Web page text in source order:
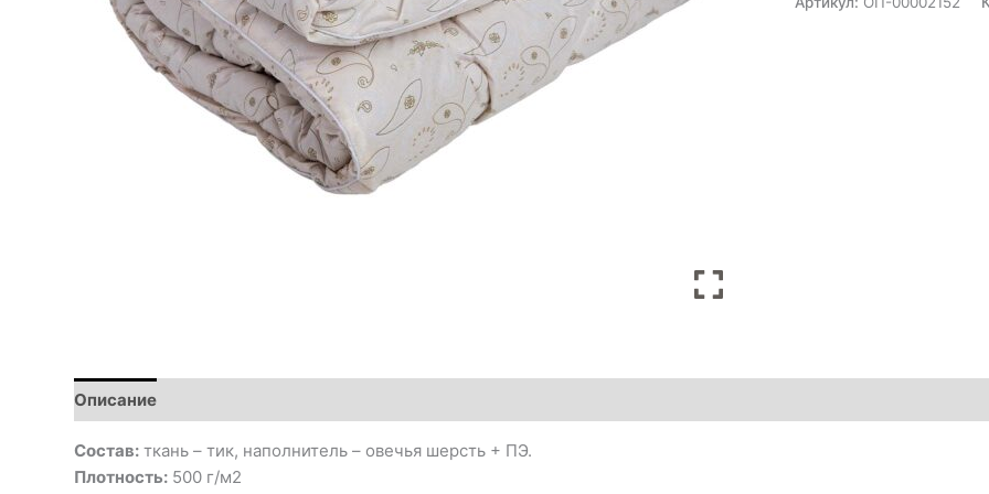
Описание
Состав: ткань – тик, наполнитель – овечья шерсть + ПЭ.
Плотность: 500 г/м2